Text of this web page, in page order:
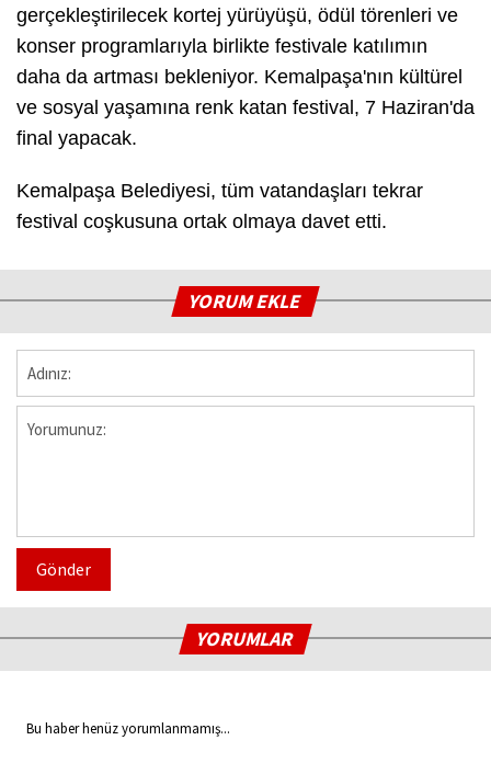
gerçekleştirilecek kortej yürüyüşü, ödül törenleri ve
konser programlarıyla birlikte festivale katılımın
daha da artması bekleniyor. Kemalpaşa'nın kültürel
ve sosyal yaşamına renk katan festival, 7 Haziran'da
final yapacak.
Kemalpaşa Belediyesi, tüm vatandaşları tekrar
festival coşkusuna ortak olmaya davet etti.
YORUM EKLE
Gönder
YORUMLAR
Bu haber henüz yorumlanmamış...